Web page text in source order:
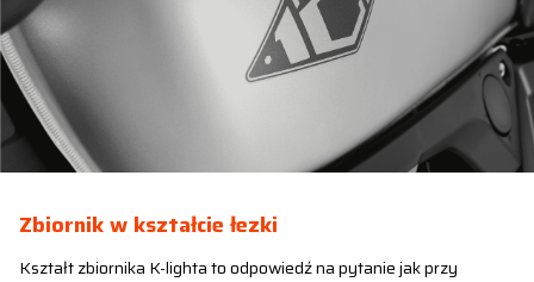
Zbiornik w kształcie łezki
Kształt zbiornika K-lighta to odpowiedź na pytanie jak przy